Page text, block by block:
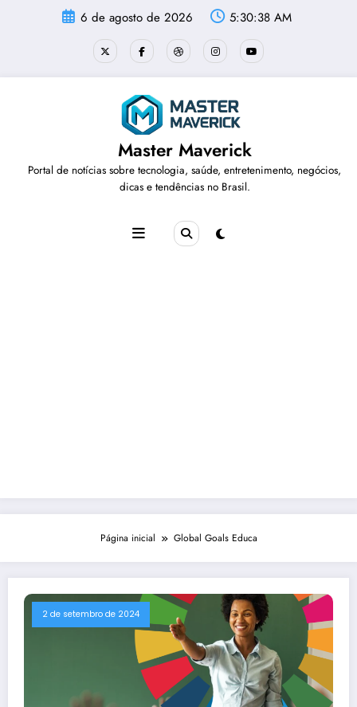
6 de agosto de 2026 5:30:38 AM
Master Maverick
Portal de notícias sobre tecnologia, saúde, entretenimento, negócios,
dicas e tendências no Brasil.
Página inicial Global Goals Educa
2 de setembro de 2024